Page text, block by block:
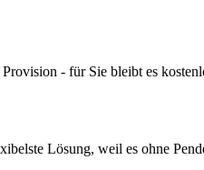
- für Sie bleibt es
Lösung, weil es ohne